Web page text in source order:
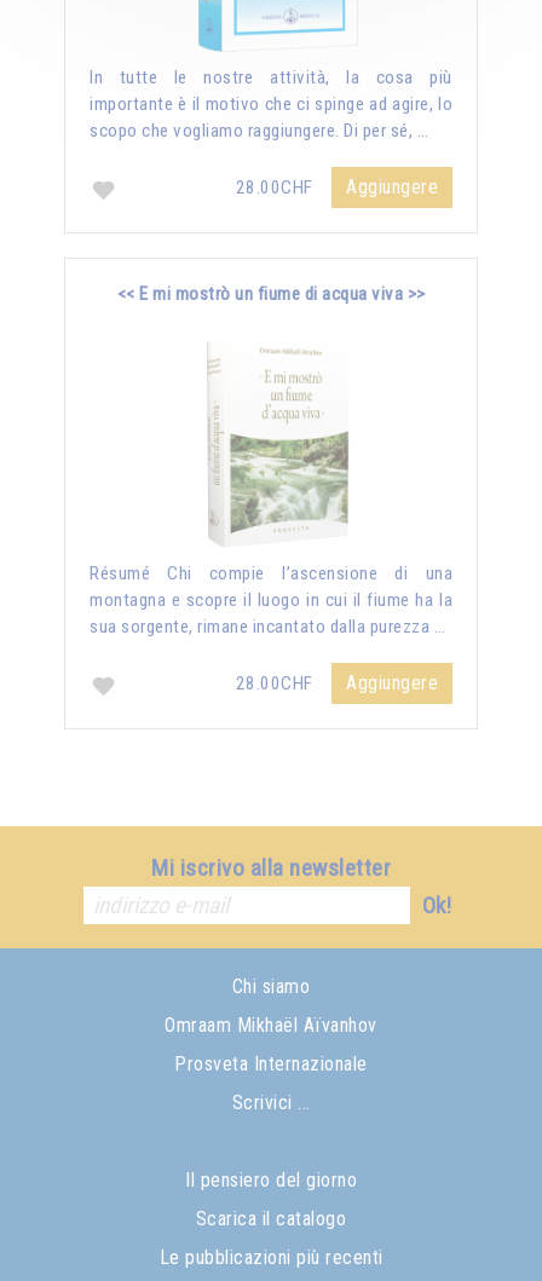
In tutte le nostre attività, la cosa più
importante è il motivo che ci spinge ad agire, lo
scopo che vogliamo raggiungere. Di per sé, …
28.00CHF Aggiungere
<< E mi mostrò un fiume di acqua viva >>
Résumé Chi compie l’ascensione di una
montagna e scopre il luogo in cui il fiume ha la
sua sorgente, rimane incantato dalla purezza …
28.00CHF Aggiungere
Mi iscrivo alla newsletter
Ok!
Chi siamo
Omraam Mikhaël Aïvanhov
Prosveta Internazionale
Scrivici ...
Il pensiero del giorno
Scarica il catalogo
Le pubblicazioni più recenti